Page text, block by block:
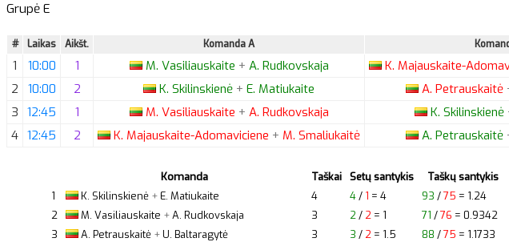
Grupė E
# Laikas Aikšt. Komanda A
1 10:00 1 M. Vasiliauskaite + A. Rudkovskaja K. Majauskaite-
2
10:00 2 K. Skilinskienė + E. Matiukaite A. Petrauskaitė
3 12:45 1 M. Vasiliauskaite + A. Rudkovskaja K. Skilinskienė
4 12:45 2 K. Majauskaite-Adomaviciene + M. Smaliukaitė A. Petrauskaitė
Komanda Taškai Setų santykis
Taškų santykis
1
K. Skilinskienė +E. Matiukaite 4 4/ 1 = 4 93 /75 = 1.24
2
M. Vasiliauskaite +A. Rudkovskaja 3 2/ 2 = 1 71 /76 = 0.9342
3
A. Petrauskaitė +U. Baltaragytė 3 3 / 2 = 1.5 88 /75 = 1.1733